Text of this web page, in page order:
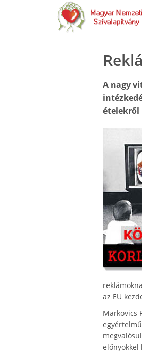
A nagy
ételekről
az EU
Markovics
előnyökkel